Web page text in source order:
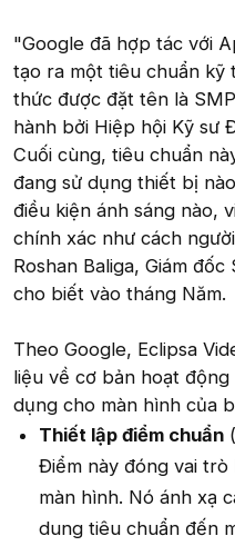
"Google đã hợp tác với
tạo ra một tiêu chuẩn kỹ
thức được đặt tên là
hành bởi Hiệp hội Kỹ sư
Cuối cùng, tiêu chuẩn
đang sử dụng thiết bị
điều kiện ánh sáng nào,
chính xác như cách
Roshan Baliga, Giám
cho biết vào tháng Năm.
Theo Google, Eclipsa
liệu về cơ bản hoạt
dụng cho màn hình của
Thiết lập điểm chuẩn
Điểm này đóng vai
màn hình. Nó ánh xạ
dung tiêu chuẩn đến